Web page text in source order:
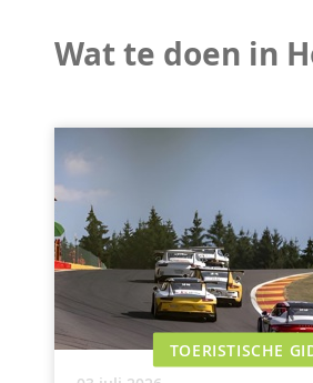
Wat te doen in
TOERISTISCHE